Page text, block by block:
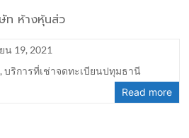
ท ห้างหุ้นส่ว
น 19, 2021
,บริการที่เช่าจดทะเบียนปทุมธานี
Read more